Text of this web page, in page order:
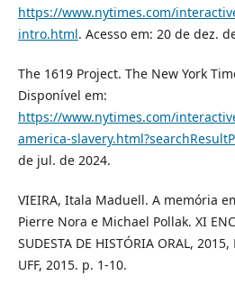
https://www.nytimes.com/
intro.html. Acesso em: 20 de dez.
The 1619 Project. The New York
Disponível em:
https://www.nytimes.com/
america-
de jul. de 2024.
VIEIRA, Itala Maduell. A memória
Pierre Nora e Michael Pollak. XI
SUDESTA DE HISTÓRIA ORAL,
UFF, 2015. p. 1-10.